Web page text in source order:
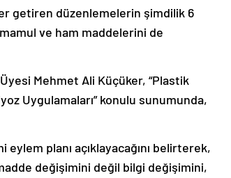
getiren düzenlemelerin şimdilik 6
ve ham maddelerini de
Mehmet Ali Küçüker, “Plastik
Uygulamaları” konulu sunumunda,
eylem planı açıklayacağını belirterek,
değişimini değil bilgi değişimini,